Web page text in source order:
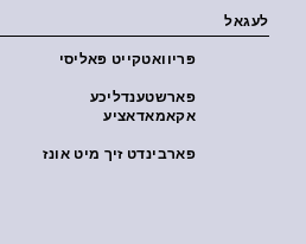
לעגאל
פּריוואטקייט פּאליסי
פארשטענדליכע
אקאמאדאציע
פארבינדט זיך מיט אונז